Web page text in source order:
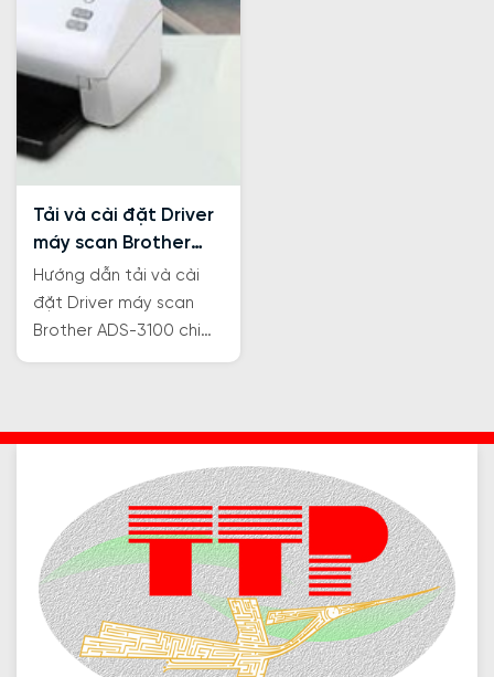
Tải và cài đặt Driver
máy scan Brother
ADS-3100
Hướng dẫn tải và cài
đặt Driver máy scan
Brother ADS-3100 chi
tiết, hỗ trợ tối ưu bạn